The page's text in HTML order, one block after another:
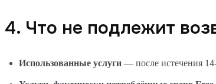
4. Что не подлежит
Использованные услуги — после истечения